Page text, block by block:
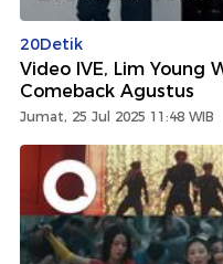
20Detik
Video IVE, Lim Young
Comeback Agustus
Jumat, 25 Jul 2025 11:48 WIB